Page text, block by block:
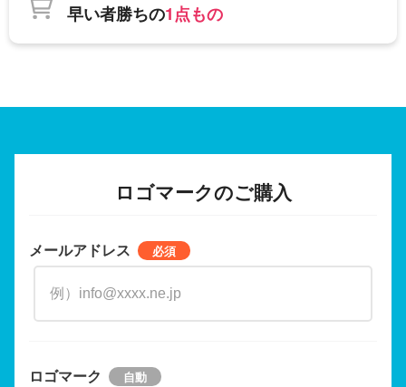
早い者勝ちの1点もの
ロゴマークのご購入
メールアドレス
ロゴマーク